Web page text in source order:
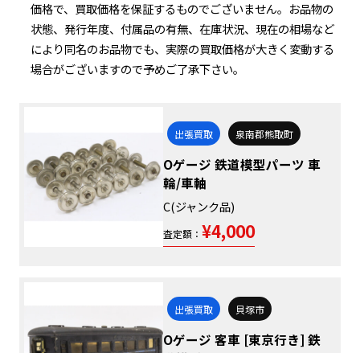
価格で、買取価格を保証するものでございません。お品物の
状態、発行年度、付属品の有無、在庫状況、現在の相場など
により同名のお品物でも、実際の買取価格が大きく変動する
場合がございますので予めご了承下さい。
出張買取 泉南郡熊取町
Oゲージ 鉄道模型パーツ 車
輪/車軸
C(ジャンク品)
査定額： ¥4,000
出張買取 貝塚市
Oゲージ 客車 [東京行き] 鉄